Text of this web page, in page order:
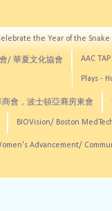
the Year of the Snake
/ 華夏文化協會 AAC
Plays -
商會，波士頓亞裔房東會
BIOVision/ Boston
Advancement/